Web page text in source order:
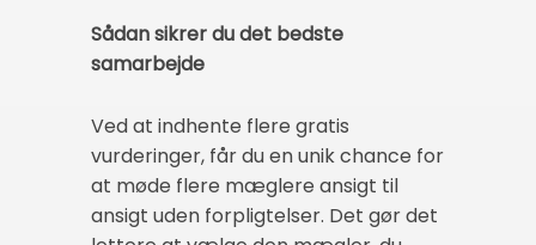
Sådan sikrer du det bedste
samarbejde
Ved at indhente flere gratis
vurderinger, får du en unik chance for
at møde flere mæglere ansigt til
ansigt uden forpligtelser. Det gør det